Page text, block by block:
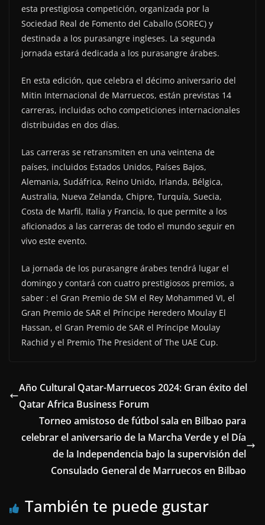
esta prestigiosa competición, organizada por la
Sociedad Real de Fomento del Caballo (SOREC) y
destinada a los purasangre ingleses. La segunda
jornada estará dedicada a los purasangre árabes.
En esta edición, que celebra el décimo aniversario del
Mitin Internacional de Marruecos, están previstas 14
carreras, incluidas ocho competiciones internacionales
distribuidas en dos días.
Las carreras se retransmiten en una veintena de
países, incluidos Estados Unidos, Países Bajos,
Alemania, Sudáfrica, Reino Unido, Irlanda, Bélgica,
Australia, Nueva Zelanda, Chipre, Turquía, Suecia,
Costa de Marfil, Italia y Francia, lo que permite a los
aficionados a las carreras de todo el mundo seguir en
vivo este evento.
La jornada de los purasangre árabes tendrá lugar el
domingo y contará con cuatro prestigiosos premios, a
saber : el Gran Premio de SM el Rey Mohammed VI, el
Gran Premio de SAR el Príncipe Heredero Moulay El
Hassan, el Gran Premio de SAR el Príncipe Moulay
Rachid y el Premio The President of The UAE Cup.
Año Cultural Qatar-Marruecos 2024: Gran éxito del
Qatar Africa Business Forum
Torneo amistoso de fútbol sala en Bilbao para
celebrar el aniversario de la Marcha Verde y el Día
de la Independencia bajo la supervisión del
Consulado General de Marruecos en Bilbao
También te puede gustar